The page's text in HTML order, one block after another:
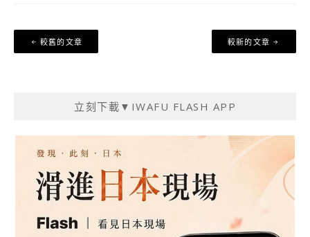
文
章
較舊的文章 較新的文章
立刻下載▼IWAFU FLASH APP